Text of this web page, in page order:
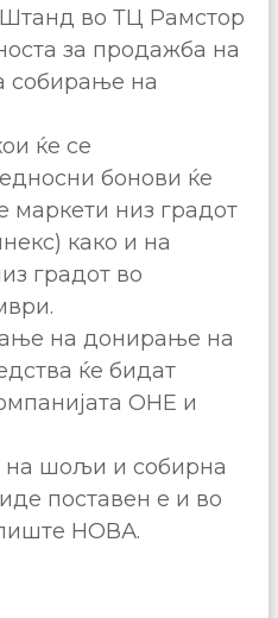
во ТЦ Рамстор
за продажба на
собирање на
ќе се
бонови ќе
маркети низ градот
како и на
градот во
на донирање на
ќе бидат
ОНЕ и
шољи и собирна
поставен е и во
НОВА.